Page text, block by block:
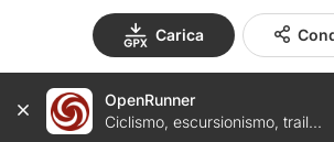
Carica
Crea un account
OpenRunner
Ciclismo, escursionismo, trail...